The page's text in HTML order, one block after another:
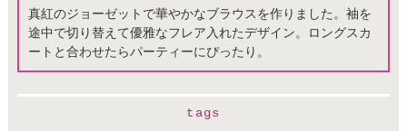
真紅のジョーゼットで華やかなブラウスを作りました。袖を
途中で切り替えて優雅なフレア入れたデザイン。ロングスカ
ートと合わせたらパーティーにぴったり。
tags